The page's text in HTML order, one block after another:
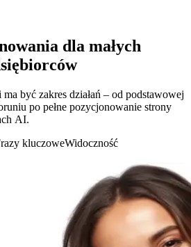
dla małych
być zakres działań – od podstawowej
po pełne pozycjonowanie strony
AI.
kluczoweWidoczność